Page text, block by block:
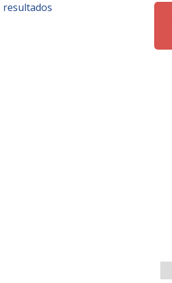
resultados